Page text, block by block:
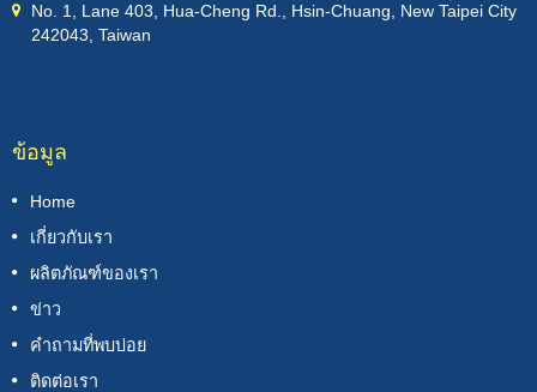
No. 1, Lane 403, Hua-Cheng Rd., Hsin-Chuang, New Taipei City
242043, Taiwan
ข้อมูล
Home
เกี่ยวกับเรา
ผลิตภัณฑ์ของเรา
ข่าว
คำถามที่พบบ่อย
ติดต่อเรา